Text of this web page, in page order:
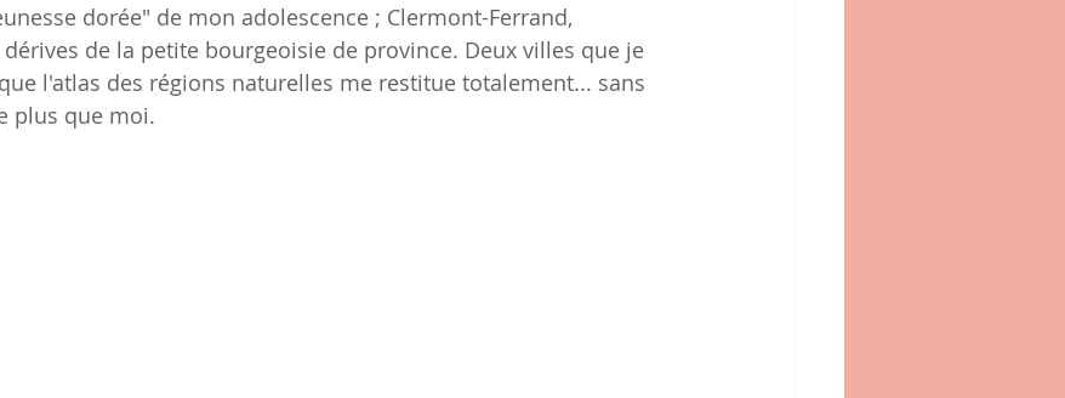
dorée" de mon adolescence ; Clermont-Ferrand,
de la petite bourgeoisie de province. Deux villes que je
l'atlas des régions naturelles me restitue totalement... sans
plus que moi.